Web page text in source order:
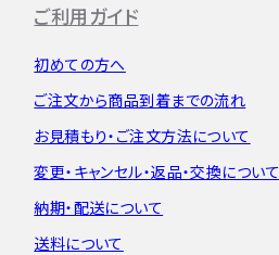
ご利用ガイド
初めての方へ
ご注文から商品到着までの流れ
お見積もり・ ご注文方法について
変更・キャンセル・返品・交換について
納期・配送について
送料について